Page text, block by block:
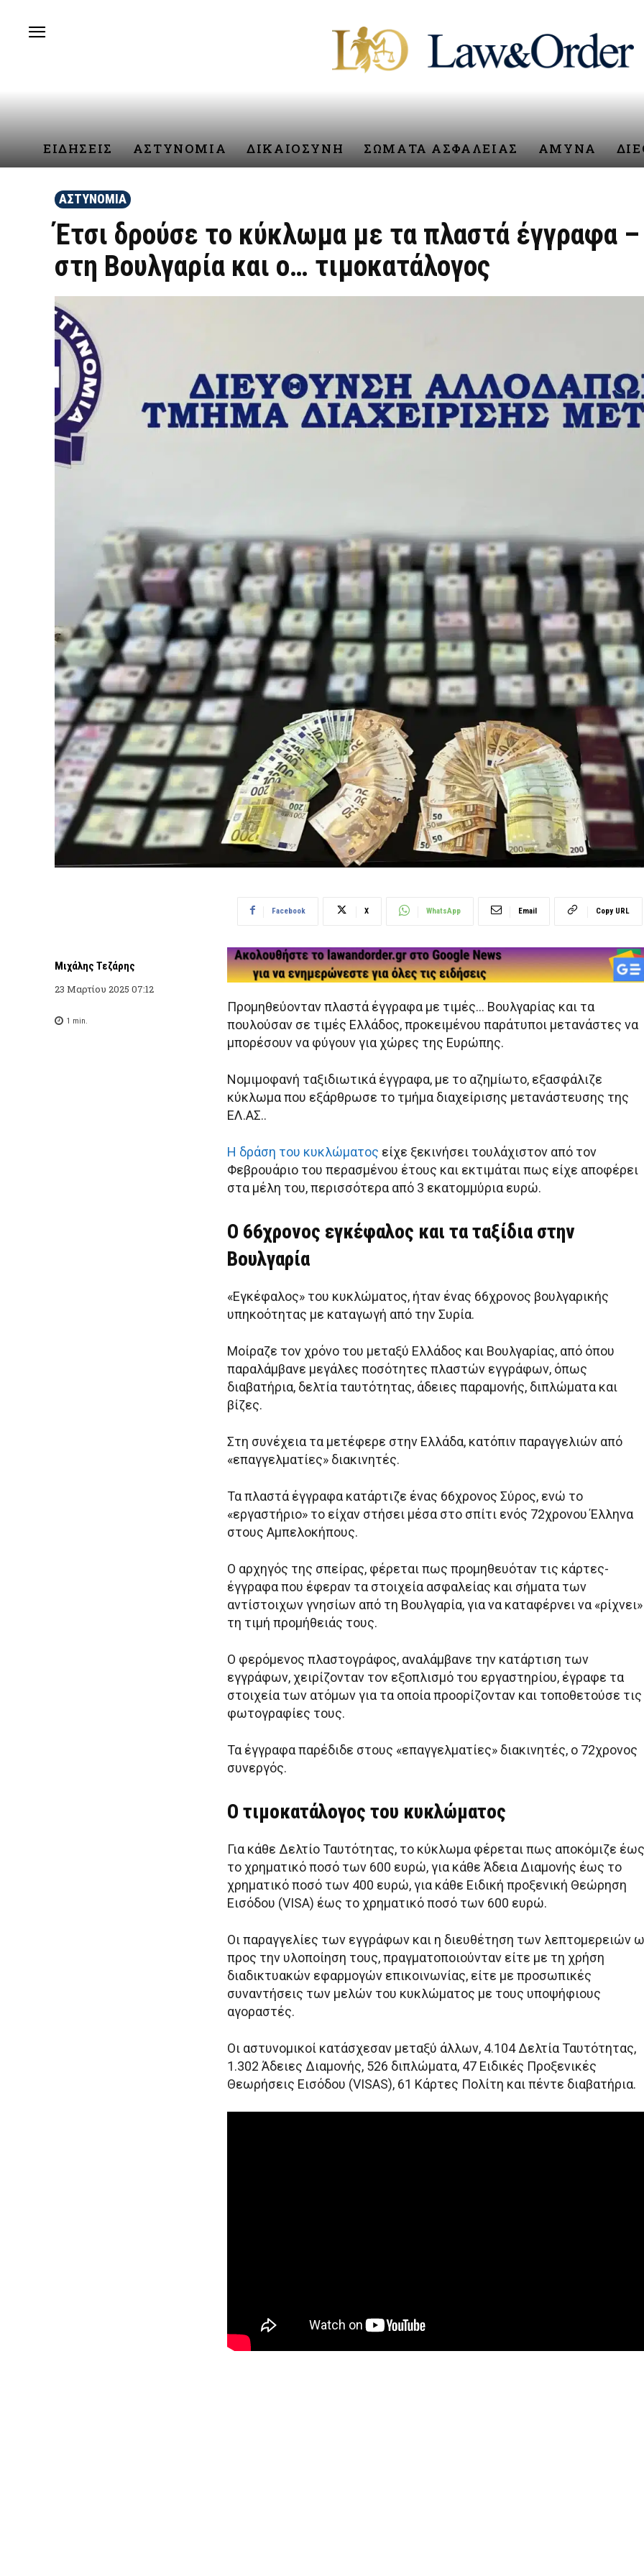
ΕΙΔΗΣΕΙΣ ΑΣΤΥΝΟΜΙΑ ΔΙΚΑΙΟΣΥΝΗ ΣΩΜΑΤΑ ΑΣΦΑΛΕΙΑΣ ΑΜΥΝΑ
ΑΣΤΥΝΟΜΙΑ
Έτσι δρούσε το κύκλωμα με τα πλαστά έγγραφα –
στη Βουλγαρία και ο… τιμοκατάλογος
Μιχάλης Τεζάρης
23 Μαρτίου 2025 07:12
1 min.
Facebook X WhatsApp Email Copy URL
Προμηθεύονταν πλαστά έγγραφα με τιμές… Βουλγαρίας και τα
πουλούσαν σε τιμές Ελλάδος, προκειμένου παράτυποι μετανάστες να
μπορέσουν να φύγουν για χώρες της Ευρώπης.
Νομιμοφανή ταξιδιωτικά έγγραφα, με το αζημίωτο, εξασφάλιζε
κύκλωμα που εξάρθρωσε το τμήμα διαχείρισης μετανάστευσης της
ΕΛ.ΑΣ..
Η δράση του κυκλώματος είχε ξεκινήσει τουλάχιστον από τον
Φεβρουάριο του περασμένου έτους και εκτιμάται πως είχε αποφέρει
στα μέλη του, περισσότερα από 3 εκατομμύρια ευρώ.
Ο 66χρονος εγκέφαλος και τα ταξίδια στην
Βουλγαρία
«Εγκέφαλος» του κυκλώματος, ήταν ένας 66χρονος βουλγαρικής
υπηκοότητας με καταγωγή από την Συρία.
Μοίραζε τον χρόνο του μεταξύ Ελλάδος και Βουλγαρίας, από όπου
παραλάμβανε μεγάλες ποσότητες πλαστών εγγράφων, όπως
διαβατήρια, δελτία ταυτότητας, άδειες παραμονής, διπλώματα και
βίζες.
Στη συνέχεια τα μετέφερε στην Ελλάδα, κατόπιν παραγγελιών από
«επαγγελματίες» διακινητές.
Τα πλαστά έγγραφα κατάρτιζε ένας 66χρονος Σύρος, ενώ το
«εργαστήριο» το είχαν στήσει μέσα στο σπίτι ενός 72χρονου Έλληνα
στους Αμπελοκήπους.
Ο αρχηγός της σπείρας, φέρεται πως προμηθευόταν τις κάρτες-
έγγραφα που έφεραν τα στοιχεία ασφαλείας και σήματα των
αντίστοιχων γνησίων από τη Βουλγαρία, για να καταφέρνει να «ρίχνει»
τη τιμή προμήθειάς τους.
Ο φερόμενος πλαστογράφος, αναλάμβανε την κατάρτιση των
εγγράφων, χειρίζονταν τον εξοπλισμό του εργαστηρίου, έγραφε τα
στοιχεία των ατόμων για τα οποία προορίζονταν και τοποθετούσε τις
φωτογραφίες τους.
Τα έγγραφα παρέδιδε στους «επαγγελματίες» διακινητές, ο 72χρονος
συνεργός.
Ο τιμοκατάλογος του κυκλώματος
Για κάθε Δελτίο Ταυτότητας, το κύκλωμα φέρεται πως αποκόμιζε έως
το χρηματικό ποσό των 600 ευρώ, για κάθε Άδεια Διαμονής έως το
χρηματικό ποσό των 400 ευρώ, για κάθε Ειδική προξενική Θεώρηση
Εισόδου (VISA) έως το χρηματικό ποσό των 600 ευρώ.
Οι παραγγελίες των εγγράφων και η διευθέτηση των λεπτομερειών
προς την υλοποίηση τους, πραγματοποιούνταν είτε με τη χρήση
διαδικτυακών εφαρμογών επικοινωνίας, είτε με προσωπικές
συναντήσεις των μελών του κυκλώματος με τους υποψήφιους
αγοραστές.
Οι αστυνομικοί κατάσχεσαν μεταξύ άλλων, 4.104 Δελτία Ταυτότητας,
1.302 Άδειες Διαμονής, 526 διπλώματα, 47 Ειδικές Προξενικές
Θεωρήσεις Εισόδου (VISAS), 61 Κάρτες Πολίτη και πέντε διαβατήρια.